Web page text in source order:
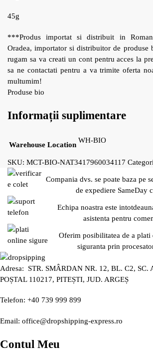
45g
***Produs importat si distribuit in
Oradea, importator si distribuitor de produse
rugam sa va creati un cont pentru acces la
sa ne contactati pentru a va trimite oferta
multumim!
Produse bio
Informații suplimentare
Warehouse Location
WH-BIO
SKU: MCT-BIO-NAT3417960034117
Compania dvs. se poate baza pe
de expediere SameDay
Echipa noastra este
asistenta pentru
Oferim posibilitatea de a plati
siguranta prin
Adresa: STR. SMÂRDAN NR. 12, BL. C2, SC.
POȘTAL 110217, PITEȘTI, JUD. ARGEȘ
Telefon: +40 739 999 899
Email: office@dropshipping-express.ro
Contul Meu